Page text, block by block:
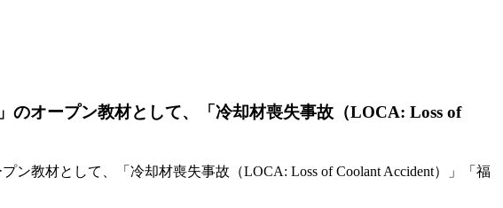
のオープン教材として、「冷却材喪失事故（LOCA: Loss of
教材として、「冷却材喪失事故（LOCA: Loss of Coolant Accident）」「福